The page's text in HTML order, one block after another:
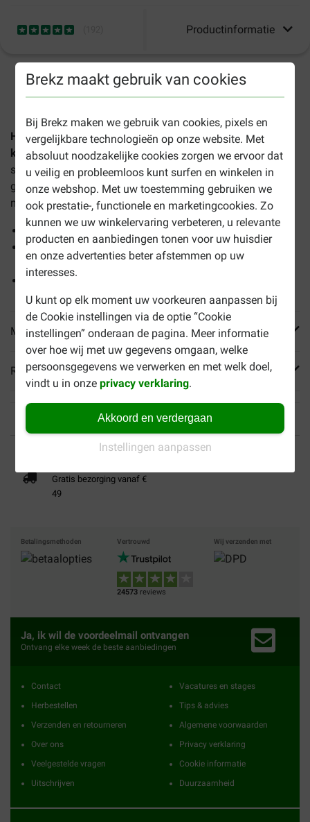
Brekz maakt gebruik van cookies
Bij Brekz maken we gebruik van cookies, pixels en
vergelijkbare technologieën op onze website. Met
absoluut noodzakelijke cookies zorgen we ervoor dat
u veilig en probleemloos kunt surfen en winkelen in
onze webshop. Met uw toestemming gebruiken we
ook prestatie-, functionele en marketingcookies. Zo
kunnen we uw winkelervaring verbeteren, u relevante
producten en aanbiedingen tonen voor uw huisdier
en onze advertenties beter afstemmen op uw
interesses.
U kunt op elk moment uw voorkeuren aanpassen bij
de Cookie instellingen via de optie “Cookie
instellingen” onderaan de pagina. Meer informatie
over hoe wij met uw gegevens omgaan, welke
persoonsgegevens we verwerken en met welk doel,
vindt u in onzeprivacy verklaring.
Akkoord en verdergaan
Instellingen aanpassen
Productinformatie
1-3 werkdagen levertijd, tenzij anders aangegeven
Hill's Prescription Diet J/D Mobility Reduced Calorie met
kip hondenvoeris een compleet dieetvoer dat speciaal is
samen gesteld voor volwassen honden met
gewrichtsproblemen zoals osteoartritis, plus daarbij een
neiging tot overgewicht.
Toegevoegde L-carnitine
Verrijkt met omega 3-vetzuren, glucosamine en
chondroïtinesulfaat
Klinisch bewezen antioxidanten
Meer informatie
Reviews
Tot 40% goedkoper Veilig betalen
Gratis bezorging vanaf €
49
Betalingsmethoden Vertrouwd
24573 reviews
Wij verzenden met
Ja, ik wil de voordeelmail ontvangen
Ontvang elke week de beste aanbiedingen
Contact
Herbestellen
Verzenden en retourneren
Over ons
Veelgestelde vragen
Uitschrijven
Vacatures en stages
Tips & advies
Algemene voorwaarden
Privacy verklaring
Cookie informatie
Duurzaamheid